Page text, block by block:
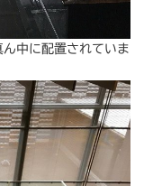
中に配置されていま